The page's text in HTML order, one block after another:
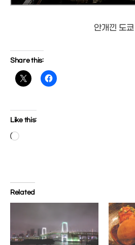
안개낀 도쿄
Share this:
Like this:
Loading…
Related